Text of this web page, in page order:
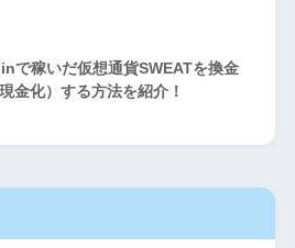
で稼いだ仮想通貨SWEATを換金
現金化）する方法を紹介！